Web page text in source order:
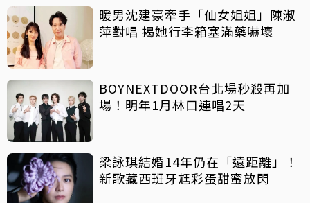
暖男沈建豪牽手「仙女姐姐」陳淑
萍對唱 揭她行李箱塞滿藥嚇壞
BOYNEXTDOOR台北場秒殺再加
場！明年1月林口連唱2天
梁詠琪結婚14年仍在「遠距離」！
新歌藏西班牙尪彩蛋甜蜜放閃